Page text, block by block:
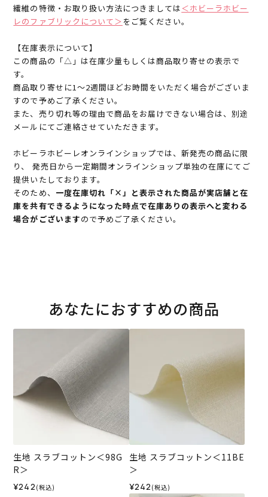
繊維の特徴・お取り扱い方法につきましては＜ホビーラホビー
レのファブリックについて＞ をご覧ください。
【在庫表示について】
この商品の「△」は在庫少量もしくは商品取り寄せの表示で
す。
商品取り寄せに1～2週間ほどお時間をいただく場合がございま
すので予めご了承ください。
また、売り切れ等の理由で商品をお届けできない場合は、別途
メールにてご連絡させていただきます。
ホビーラホビーレオンラインショップでは、新発売の商品に限
り、 発売日から一定期間オンラインショップ単独の在庫にてご
提供いたしております。
そのため、 一度在庫切れ「×」と表示された商品が実店舗と在
庫を共有できるようになった時点で在庫ありの表示へと変わる
場合がございますので予めご了承ください。
あなたにおすすめの商品
生地 スラブコットン＜98G
R＞
¥242 (税込)
生地 スラブコットン＜11BE
＞
¥242 (税込)